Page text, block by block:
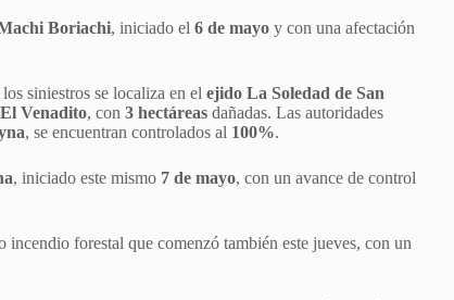
Boriachi, iniciado el 6 de mayo y con una afectación
siniestros se localiza en el ejido La Soledad de San
Venadito, con 3 hectáreas dañadas. Las autoridades
, se encuentran controlados al 100%.
, iniciado este mismo 7 de mayo, con un avance de control
incendio forestal que comenzó también este jueves, con un